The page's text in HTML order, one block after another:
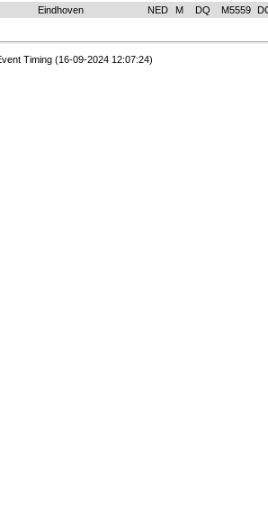
Eindhoven NED M DQ M5559
Timing (16-09-2024 12:07:24)